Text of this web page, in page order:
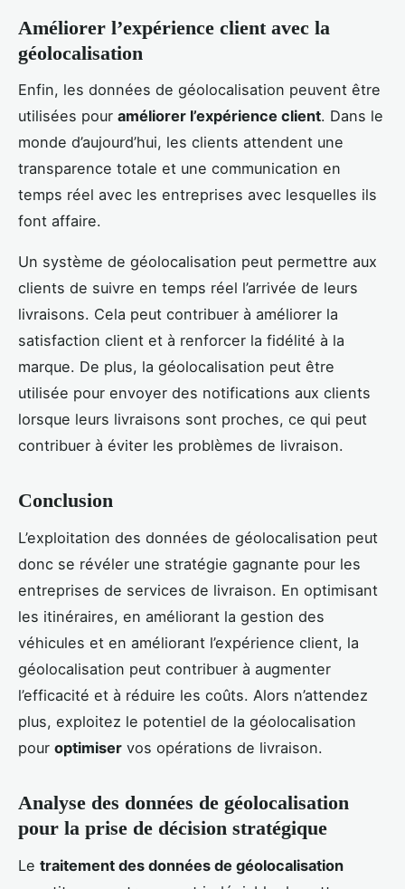
Améliorer l’expérience client avec la
géolocalisation
Enfin, les données de géolocalisation peuvent être
utilisées pour améliorer l’expérience client. Dans le
monde d’aujourd’hui, les clients attendent une
transparence totale et une communication en
temps réel avec les entreprises avec lesquelles ils
font affaire.
Un système de géolocalisation peut permettre aux
clients de suivre en temps réel l’arrivée de leurs
livraisons. Cela peut contribuer à améliorer la
satisfaction client et à renforcer la fidélité à la
marque. De plus, la géolocalisation peut être
utilisée pour envoyer des notifications aux clients
lorsque leurs livraisons sont proches, ce qui peut
contribuer à éviter les problèmes de livraison.
Conclusion
L’exploitation des données de géolocalisation peut
donc se révéler une stratégie gagnante pour les
entreprises de services de livraison. En optimisant
les itinéraires, en améliorant la gestion des
véhicules et en améliorant l’expérience client, la
géolocalisation peut contribuer à augmenter
l’efficacité et à réduire les coûts. Alors n’attendez
plus, exploitez le potentiel de la géolocalisation
pour optimiser vos opérations de livraison.
Analyse des données de géolocalisation
pour la prise de décision stratégique
Le traitement des données de géolocalisation